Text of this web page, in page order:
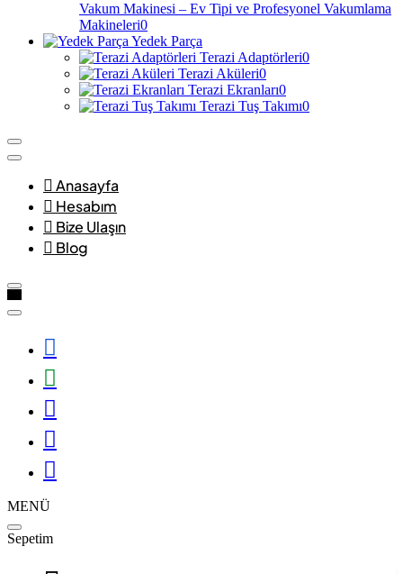
Vakum Makinesi – Ev Tipi ve Profesyonel Vakumlama
Makineleri0
Yedek Parça
Terazi Adaptörleri0
Terazi Aküleri0
Terazi Ekranları0
Terazi Tuş Takımı0
Anasayfa
Hesabım
Bize Ulaşın
Blog
MENÜ
Sepetim